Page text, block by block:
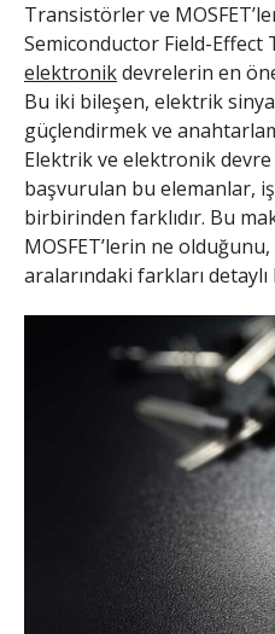
Transistörler ve
Semiconductor Field-
elektronikdevrelerin en
Bu iki bileşen, elektrik
güçlendirmek ve
Elektrik ve elektronik devre
başvurulan bu elemanlar,
birbirinden farklıdır. Bu
MOSFET’lerin ne olduğunu,
aralarındaki farkları